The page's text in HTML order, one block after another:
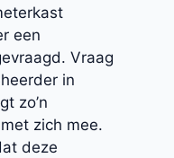
een
Vraag
in
zo’n
zich mee.
deze